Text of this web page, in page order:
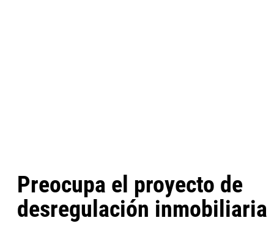
Preocupa el proyecto de
desregulación inmobiliaria